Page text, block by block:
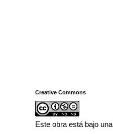
Creative Commons
Este obra está bajo una